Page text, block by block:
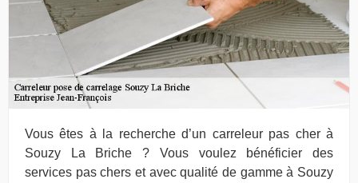
Vous êtes à la recherche d’un carreleur pas cher à
Souzy La Briche ? Vous voulez bénéficier des
services pas chers et avec qualité de gamme à Souzy